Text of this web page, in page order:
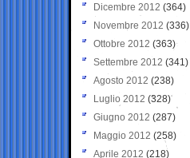
Dicembre 2012 (364)
Novembre 2012 (336)
Ottobre 2012 (363)
Settembre 2012 (341)
Agosto 2012 (238)
Luglio 2012 (328)
Giugno 2012 (287)
Maggio 2012 (258)
Aprile 2012 (218)